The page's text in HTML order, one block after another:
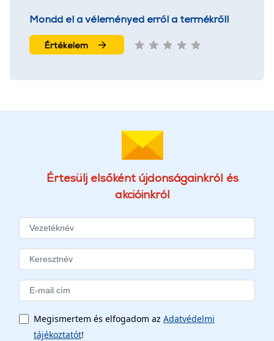
Mondd el a véleményed erről a termékről!
Értékelem
Értesülj elsőként újdonságainkról és
akcióinkról
Megismertem és elfogadom az Adatvédelmi
tájékoztatót!